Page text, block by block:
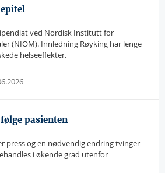
ved Nordisk Institutt for
(NIOM). Innledning Røyking har lenge
helseeffekter.
pasienten
press og en nødvendig endring tvinger
i økende grad utenfor